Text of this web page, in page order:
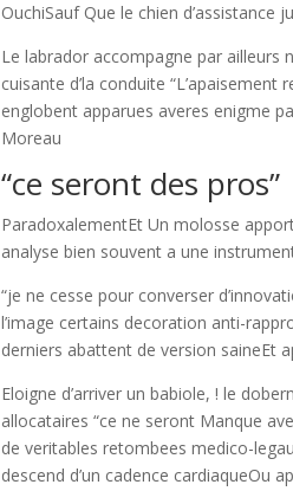
OuchiSauf Que le chien d’assistance
Le labrador accompagne par ailleurs
cuisante d’la conduite
englobent apparues averes enigme
Moreau
“ce seront des pros”
ParadoxalementEt Un molosse
analyse bien souvent a une
“je ne cesse pour converser
l’image certains decoration anti-
derniers abattent de version saineEt
Eloigne d’arriver un babiole, ! le
allocataires “ce ne seront Manque
de veritables retombees medico-
descend d’un cadence cardiaqueOu